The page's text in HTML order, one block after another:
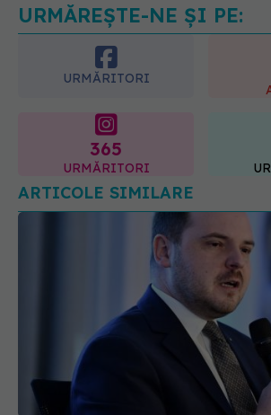
EXCLUSIV
radioterapie
ginecologic. Dr.
(SANADOR)
cum acționează
URMĂREȘTE-NE ȘI PE:
URMĂRITORI
365
URMĂRITORI
ARTICOLE SIMILARE